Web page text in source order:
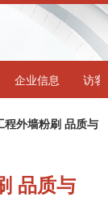
企业信息 访客
程外墙粉刷 品质与
品质与